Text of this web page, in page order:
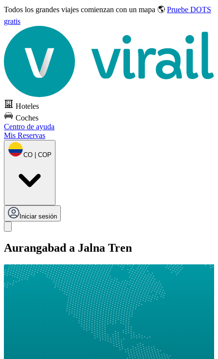
Todos los grandes viajes comienzan con un mapa 🌎 Pruebe DOTS
gratis
Hoteles
Coches
Centro de ayuda
Mis Reservas
CO | COP
Iniciar sesión
Aurangabad a Jalna Tren